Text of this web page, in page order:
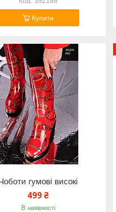
Купити
гумові високі
499 ₴
В наявності